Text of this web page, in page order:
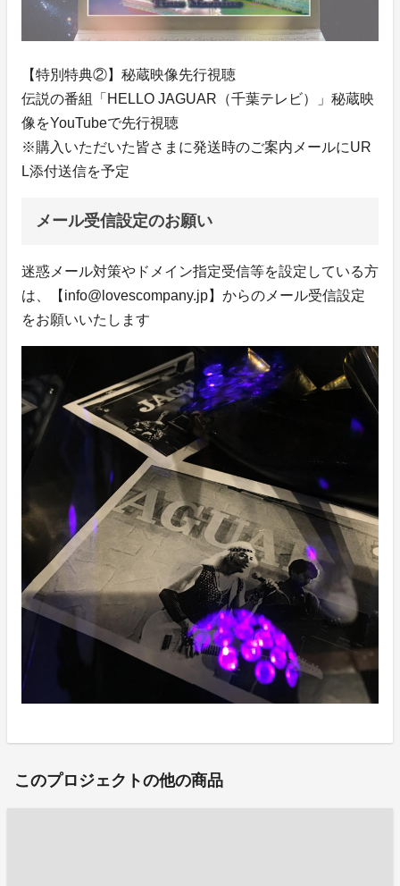
【特別特典②】秘蔵映像先行視聴
伝説の番組「HELLO JAGUAR（千葉テレビ）」秘蔵映
像をYouTubeで先行視聴
※購入いただいた皆さまに発送時のご案内メールにUR
L添付送信を予定
メール受信設定のお願い
迷惑メール対策やドメイン指定受信等を設定している方
は、【info@lovescompany.jp】からのメール受信設定
をお願いいたします
このプロジェクトの他の商品